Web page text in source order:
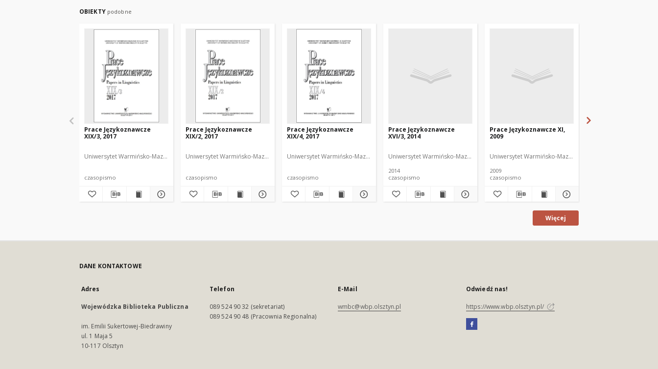
OBIEKTY podobne
Prace Językoznawcze
XIX/3, 2017
Uniwersytet Warmińsko-Mazurski Biolik, Maria. Redaktor
czasopismo
Prace Językoznawcze
XIX/2, 2017
Uniwersytet Warmińsko-Mazurski Biolik, Maria. Redaktor
czasopismo
Prace Językoznawcze
XIX/4, 2017
Uniwersytet Warmińsko-Mazurski Biolik, Maria. Redaktor
czasopismo
Prace Językoznawcze
XVI/3, 2014
Uniwersytet Warmińsko-Mazurski
2014
czasopismo
Prace Językoznawcze XI,
2009
Uniwersytet Warmińsko-Mazurski
2009
czasopismo
Więcej
DANE KONTAKTOWE
Adres
Wojewódzka Biblioteka Publiczna
im. Emilii Sukertowej-Biedrawiny
ul. 1 Maja 5
10-117 Olsztyn
Telefon
089 524 90 32 (sekretariat)
089 524 90 48 (Pracownia Regionalna)
E-Mail
wmbc@wbp.olsztyn.pl
Odwiedź nas!
https://www.wbp.olsztyn.pl/